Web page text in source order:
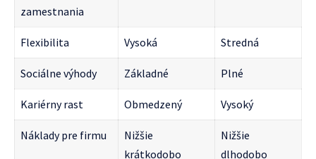
zamestnania
Flexibilita Vysoká Stredná
Sociálne výhody Základné Plné
Kariérny rast Obmedzený Vysoký
Náklady pre firmu
Nižšie
krátkodobo
Nižšie
dlhodobo